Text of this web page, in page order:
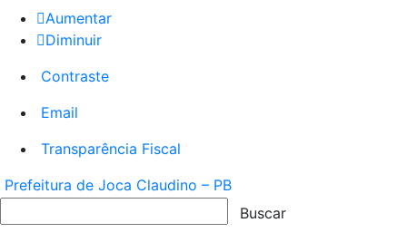
Aumentar
Diminuir
Contraste
Email
Transparência Fiscal
Prefeitura de Joca Claudino – PB